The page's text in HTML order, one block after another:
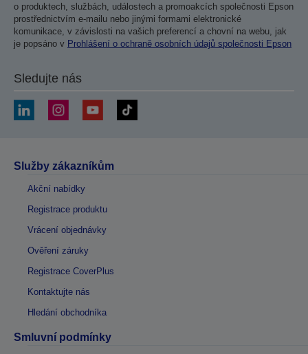
o produktech, službách, událostech a promoakcích společnosti Epson
prostřednictvím e-mailu nebo jinými formami elektronické
komunikace, v závislosti na vašich preferencí a chovní na webu, jak
je popsáno v Prohlášení o ochraně osobních údajů společnosti Epson
Sledujte nás
Služby zákazníkům
Akční nabídky
Registrace produktu
Vrácení objednávky
Ověření záruky
Registrace CoverPlus
Kontaktujte nás
Hledání obchodníka
Smluvní podmínky